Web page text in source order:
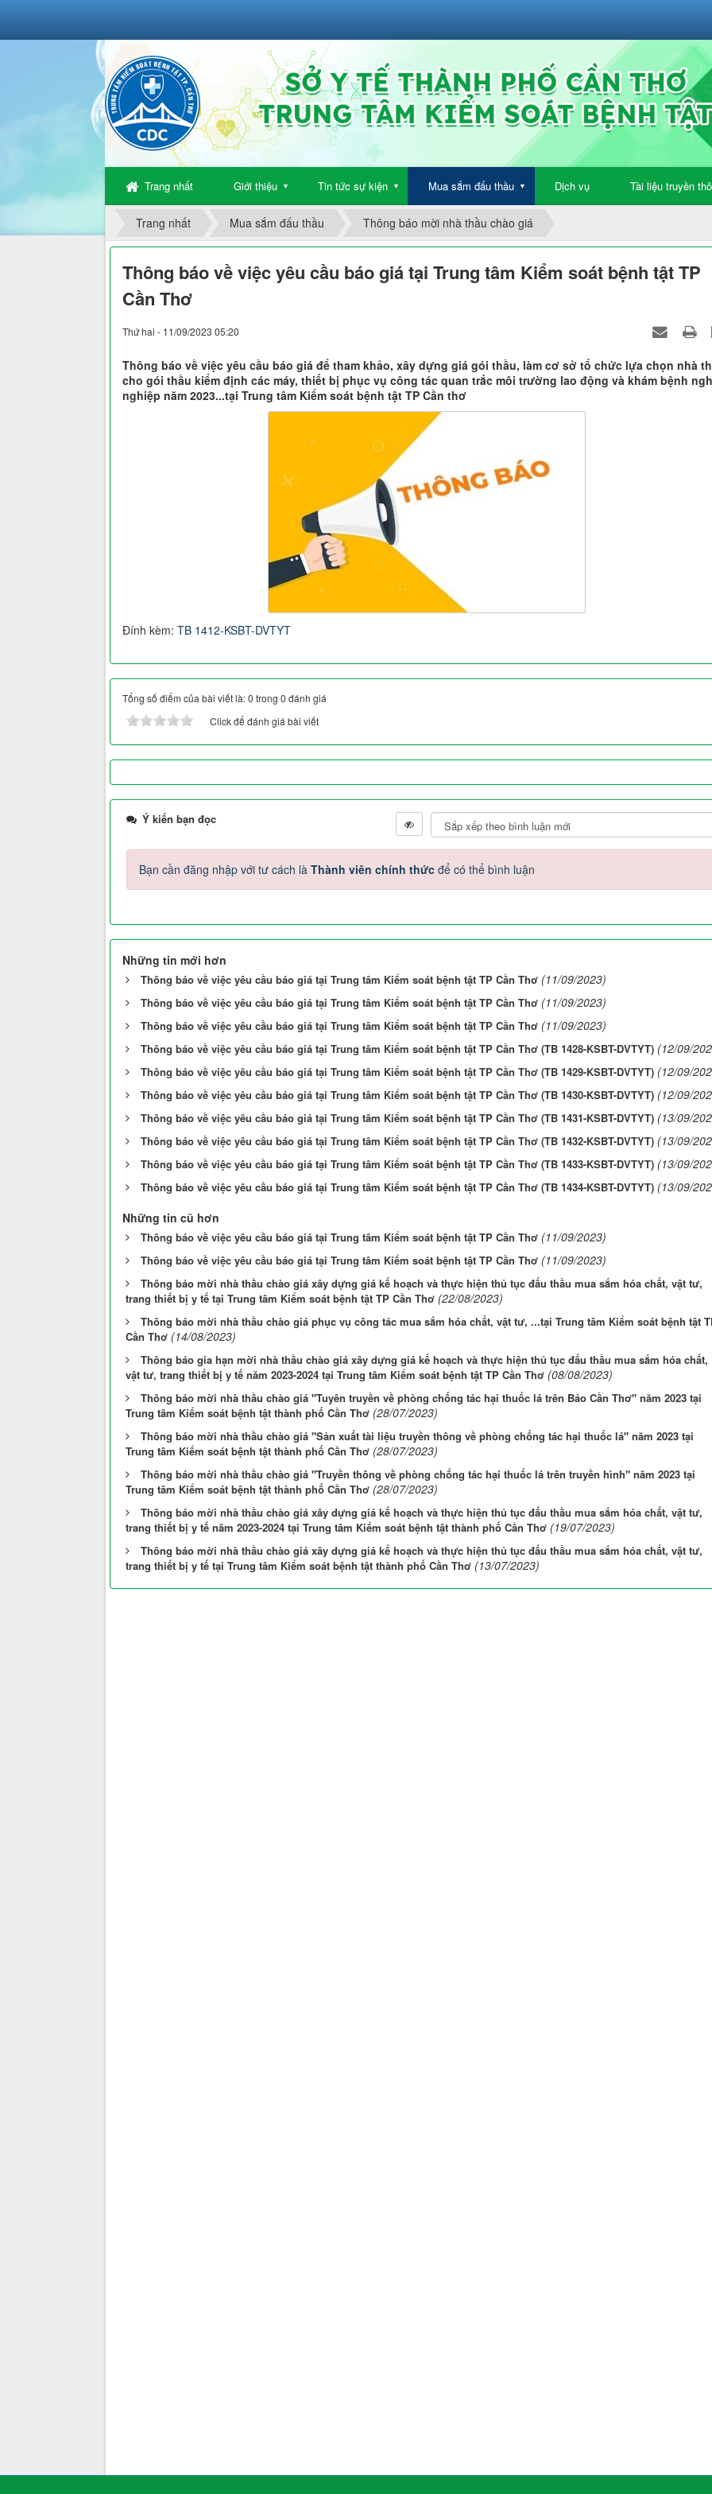
Trang nhất Giới thiệu ▼ Tin tức sự kiện ▼ Mua sắm đấu thầu ▼ Dịch vụ Tài liệu truyền
Trang nhất Mua sắm đấu thầu Thông báo mời nhà thầu chào giá
Thông báo về việc yêu cầu báo giá tại Trung tâm Kiểm soát bệnh tật TP
Cần Thơ
Thứ hai - 11/09/2023 05:20
Thông báo về việc yêu cầu báo giá để tham khảo, xây dựng giá gói thầu, làm cơ sở tổ chức lựa chọn nhà
cho gói thầu kiểm định các máy, thiết bị phục vụ công tác quan trắc môi trường lao động và khám bệnh
nghiệp năm 2023...tại Trung tâm Kiểm soát bệnh tật TP Cần thơ
Đính kèm: TB 1412-KSBT-DVTYT
Tổng số điểm của bài viết là: 0 trong 0 đánh giá
Click để đánh giá bài viết
Ý kiến bạn đọc
Bạn cần đăng nhập với tư cách là Thành viên chính thức để có thể bình luận
Những tin mới hơn
Thông báo về việc yêu cầu báo giá tại Trung tâm Kiểm soát bệnh tật TP Cần Thơ (11/09/2023)
Thông báo về việc yêu cầu báo giá tại Trung tâm Kiểm soát bệnh tật TP Cần Thơ (11/09/2023)
Thông báo về việc yêu cầu báo giá tại Trung tâm Kiểm soát bệnh tật TP Cần Thơ (11/09/2023)
Thông báo về việc yêu cầu báo giá tại Trung tâm Kiểm soát bệnh tật TP Cần Thơ (TB 1428-KSBT-DVTYT) (12/09/
Thông báo về việc yêu cầu báo giá tại Trung tâm Kiểm soát bệnh tật TP Cần Thơ (TB 1429-KSBT-DVTYT) (12/09/
Thông báo về việc yêu cầu báo giá tại Trung tâm Kiểm soát bệnh tật TP Cần Thơ (TB 1430-KSBT-DVTYT) (12/09/
Thông báo về việc yêu cầu báo giá tại Trung tâm Kiểm soát bệnh tật TP Cần Thơ (TB 1431-KSBT-DVTYT) (13/09/
Thông báo về việc yêu cầu báo giá tại Trung tâm Kiểm soát bệnh tật TP Cần Thơ (TB 1432-KSBT-DVTYT) (13/09/
Thông báo về việc yêu cầu báo giá tại Trung tâm Kiểm soát bệnh tật TP Cần Thơ (TB 1433-KSBT-DVTYT) (13/09/
Thông báo về việc yêu cầu báo giá tại Trung tâm Kiểm soát bệnh tật TP Cần Thơ (TB 1434-KSBT-DVTYT) (13/09/
Những tin cũ hơn
Thông báo về việc yêu cầu báo giá tại Trung tâm Kiểm soát bệnh tật TP Cần Thơ (11/09/2023)
Thông báo về việc yêu cầu báo giá tại Trung tâm Kiểm soát bệnh tật TP Cần Thơ (11/09/2023)
Thông báo mời nhà thầu chào giá xây dựng giá kế hoạch và thực hiện thủ tục đấu thầu mua sắm hóa chất, vật tư,
trang thiết bị y tế tại Trung tâm Kiểm soát bệnh tật TP Cần Thơ (22/08/2023)
Thông báo mời nhà thầu chào giá phục vụ công tác mua sắm hóa chất, vật tư, ...tại Trung tâm Kiểm soát bệnh tật
Cần Thơ (14/08/2023)
Thông báo gia hạn mời nhà thầu chào giá xây dựng giá kế hoạch và thực hiện thủ tục đấu thầu mua sắm hóa chất,
vật tư, trang thiết bị y tế năm 2023-2024 tại Trung tâm Kiểm soát bệnh tật TP Cần Thơ (08/08/2023)
Thông báo mời nhà thầu chào giá "Tuyên truyền về phòng chống tác hại thuốc lá trên Báo Cần Thơ" năm 2023 tại
Trung tâm Kiểm soát bệnh tật thành phố Cần Thơ (28/07/2023)
Thông báo mời nhà thầu chào giá "Sản xuất tài liệu truyền thông về phòng chống tác hại thuốc lá" năm 2023 tại
Trung tâm Kiểm soát bệnh tật thành phố Cần Thơ (28/07/2023)
Thông báo mời nhà thầu chào giá "Truyền thông về phòng chống tác hại thuốc lá trên truyền hình" năm 2023 tại
Trung tâm Kiểm soát bệnh tật thành phố Cần Thơ (28/07/2023)
Thông báo mời nhà thầu chào giá xây dựng giá kế hoạch và thực hiện thủ tục đấu thầu mua sắm hóa chất, vật tư,
trang thiết bị y tế năm 2023-2024 tại Trung tâm Kiểm soát bệnh tật thành phố Cần Thơ (19/07/2023)
Thông báo mời nhà thầu chào giá xây dựng giá kế hoạch và thực hiện thủ tục đấu thầu mua sắm hóa chất, vật tư,
trang thiết bị y tế tại Trung tâm Kiểm soát bệnh tật thành phố Cần Thơ (13/07/2023)